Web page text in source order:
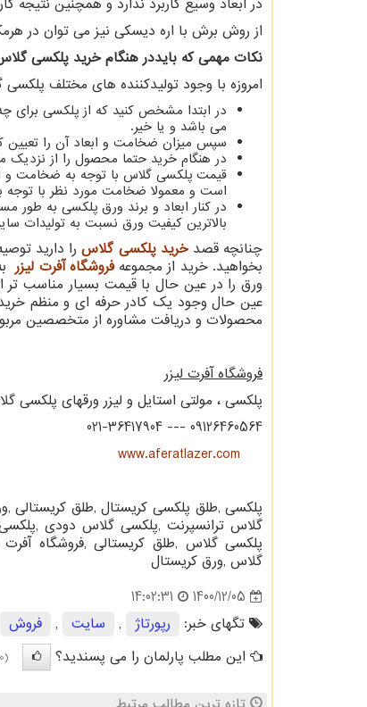
در ابعاد وسیع کاربرد ندارد و همچنین
از روش برش با اره دیسکی نیز می توان در
نکات مهمی که بایددر هنگام خرید پلکسی
امروزه با وجود تولیدکننده های مختلف
در ابتدا مشخص کنید که از پلکسی برای
می باشد و یا خیر.
سپس میزان ضخامت و ابعاد آن را تعیین
در هنگام خرید حتما محصول را از نزدیک
است و معمولا ضخامت مورد نظر با توجه
در کنار ابعاد و برند ورق پلکسی به طور
بالاترین کیفیت ورق نسبت به تولیدات
چنانچه قصدخرید پلکسی گلاسرا دارید
بخواهید. خرید از مجموعهفروشگاه آفرت لیزر
ورق را در عین حال با قیمت بسیار مناسب تر
عین حال وجود یک کادر حرفه ای و منظم
محصولات و دریافت مشاوره از متخصصین
فروشگاه آفرت لیزر
پلکسی ، مولتی استایل و لیزر ورقهای پلکسی
021-36417904 --- 09126460564
www.aferatlazer.com
پلکسی,طلق پلکسی کریستال,طلق کریستالی,
گلاس ترانسپرنت,پلکسی گلاس دودی,
پلکسی گلاس ,طلق کریستالی,فروشگاه آفرت
گلاس ,ورق کریستال
1400/12/05
14:02:31
تگهای خبر:
رپورتاژ , سایت , فروش
این مطلب پارلمان را می پسندید؟
(0)